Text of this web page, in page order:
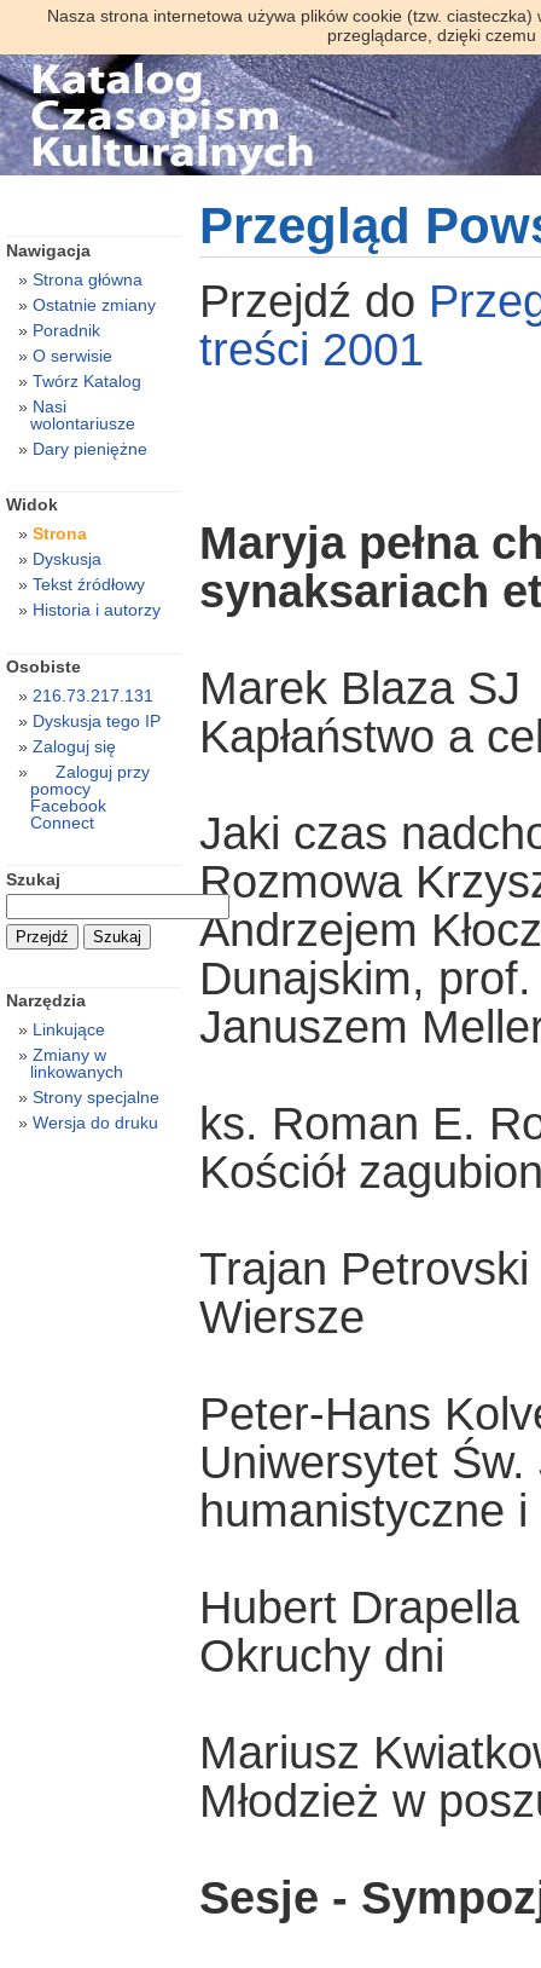
Nasza strona internetowa używa plików cookie (tzw.
przeglądarce, dzięki
Przegląd
Przejdź do
treści 2001
Maryja pełna
synaksariach
Marek Blaza SJ
Kapłaństwo a
Jaki czas
Rozmowa
Andrzejem
Dunajskim,
Januszem
ks. Roman E.
Kościół
Trajan Petrovski
Wiersze
Peter-Hans
Uniwersytet Św.
humanistyczne
Hubert Drapella
Okruchy dni
Mariusz
Młodzież w
Sesje -
Nawigacja
Strona główna
Ostatnie zmiany
Poradnik
O serwisie
Twórz Katalog
Nasi
wolontariusze
Dary pieniężne
Widok
Strona
Dyskusja
Tekst źródłowy
Historia i autorzy
Osobiste
216.73.217.131
Dyskusja tego IP
Zaloguj się
Zaloguj przy
pomocy
Facebook
Connect
Szukaj
Narzędzia
Linkujące
Zmiany w
linkowanych
Strony specjalne
Wersja do druku